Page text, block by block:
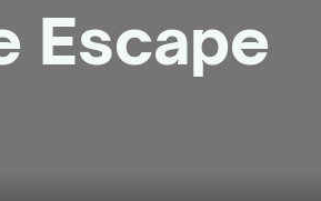
Escape